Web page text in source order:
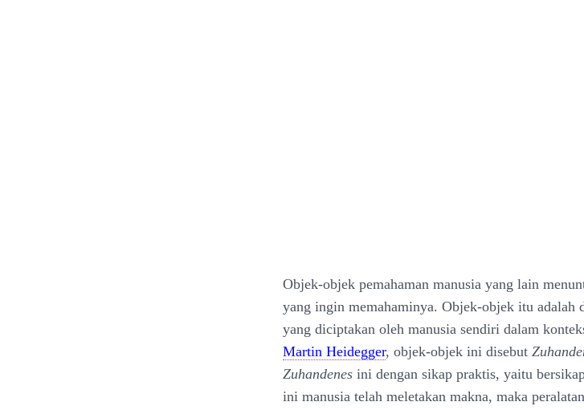
Objek-objek pemahaman manusia yang lain
yang ingin memahaminya. Objek-objek itu adalah
yang diciptakan oleh manusia sendiri dalam
Martin Heidegger, objek-objek ini disebut
Zuhandenes ini dengan sikap praktis, yaitu
ini manusia telah meletakan makna, maka